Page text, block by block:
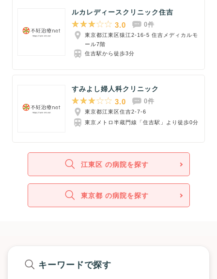
ルカレディースクリニック住吉
3.0 0件
東京都江東区猿江2-16-5 住吉メディカルモ
ール7階
住吉駅から徒歩3分
すみよし婦人科クリニック
3.0 0件
東京都江東区住吉2-7-6
東京メトロ半蔵門線「住吉駅」より徒歩0分
江東区 の病院を探す
東京都 の病院を探す
キーワードで探す